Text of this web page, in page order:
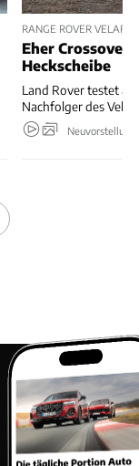
RANGE ROVER VELAR
Eher Crossover
Heckscheibe
Land Rover testet
Nachfolger des Velar.